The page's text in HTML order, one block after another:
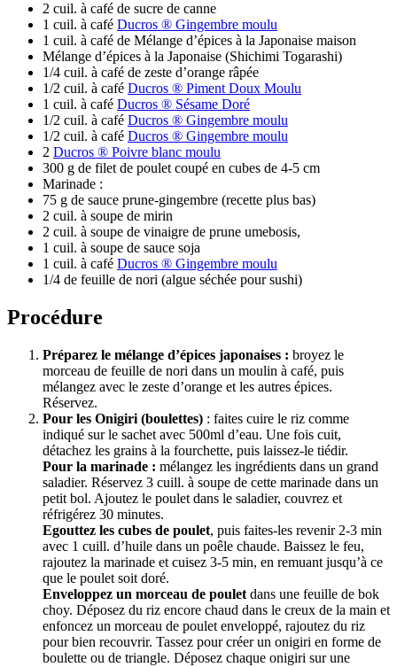
2 cuil. à café de sucre de canne
1 cuil. à café Ducros ® Gingembre moulu
1 cuil. à café de Mélange d’épices à la Japonaise maison
Mélange d’épices à la Japonaise (Shichimi Togarashi)
1/4 cuil. à café de zeste d’orange râpée
1/2 cuil. à café Ducros ® Piment Doux Moulu
1 cuil. à café Ducros ® Sésame Doré
1/2 cuil. à café Ducros ® Gingembre moulu
1/2 cuil. à café Ducros ® Gingembre moulu
2 Ducros ® Poivre blanc moulu
300 g de filet de poulet coupé en cubes de 4-5 cm
Marinade :
75 g de sauce prune-gingembre (recette plus bas)
2 cuil. à soupe de mirin
2 cuil. à soupe de vinaigre de prune umebosis,
1 cuil. à soupe de sauce soja
1 cuil. à café Ducros ® Gingembre moulu
1/4 de feuille de nori (algue séchée pour sushi)
Procédure
Préparez le mélange d’épices japonaises : broyez le
morceau de feuille de nori dans un moulin à café, puis
mélangez avec le zeste d’orange et les autres épices.
Réservez.
Pour les Onigiri (boulettes) : faites cuire le riz comme
indiqué sur le sachet avec 500ml d’eau. Une fois cuit,
détachez les grains à la fourchette, puis laissez-le tiédir.
Pour la marinade : mélangez les ingrédients dans un grand
saladier. Réservez 3 cuill. à soupe de cette marinade dans un
petit bol. Ajoutez le poulet dans le saladier, couvrez et
réfrigérez 30 minutes.
Egouttez les cubes de poulet, puis faites-les revenir 2-3 min
avec 1 cuill. d’huile dans un poêle chaude. Baissez le feu,
rajoutez la marinade et cuisez 3-5 min, en remuant jusqu’à ce
que le poulet soit doré.
Enveloppez un morceau de poulet dans une feuille de bok
choy. Déposez du riz encore chaud dans le creux de la main et
enfoncez un morceau de poulet enveloppé, rajoutez du riz
pour bien recouvrir. Tassez pour créer un onigiri en forme de
boulette ou de triangle. Déposez chaque onigiri sur une